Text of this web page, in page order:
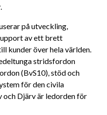
på utveckling,
av ett brett
kunder över hela världen.
stridsfordon
(BvS10), stöd och
för den civila
och Djärv är ledorden för